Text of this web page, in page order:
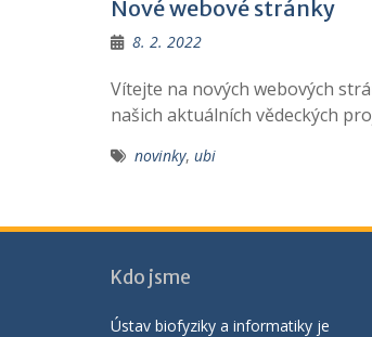
Nové webové stránky
8. 2. 2022
Vítejte na nových webových
našich aktuálních vědeckých
novinky, ubi
Kdo jsme
Ústav biofyziky a informatiky je